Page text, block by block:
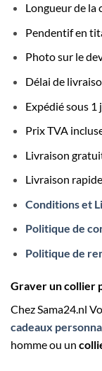
Longueur de la
Pendentif en
Photo sur le
Délai de
Expédié sous
Prix TVA
Livraison
Livraison
Conditions et
Politique de
Politique de
Graver un collier
ChezSama24.nl
cadeaux
homme ou un